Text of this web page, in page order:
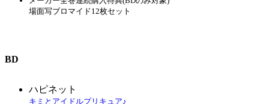
¥9,680(税込)484ポイント
サービス (5%)
※特典は無くなり次第終了となります。商品ページに